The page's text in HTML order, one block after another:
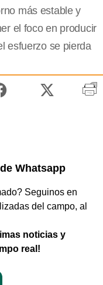
más estable y
el foco en producir
esfuerzo se pierda
Whatsapp
Seguinos en
del campo, al
noticias y
real!